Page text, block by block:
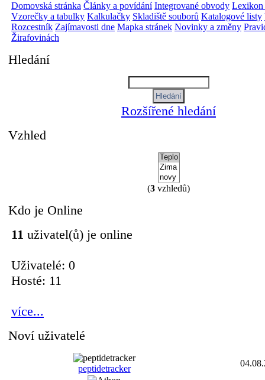
Domovská stránka Články a povídání Integrované obvody Lexikon
Vzorečky a tabulky Kalkulačky Skladiště souborů Katalogové listy
Rozcestník Zajímavosti dne Mapka stránek Novinky a změny
Žirafovinách
Hledání
Rozšířené hledání
Vzhled
(3 vzhledů)
Kdo je Online
11 uživatel(ů) je online
Uživatelé: 0
Hosté: 11
více...
Noví uživatelé
peptidetracker